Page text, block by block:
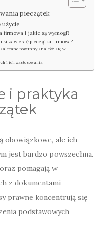
pieczątek
użycie
firmowa i jakie są wymogi?
zawierać pieczątka firmowa?
powinny znaleźć się w
i ich zastosowania
i praktyka
obowiązkowe, ale ich
jest bardzo powszechna.
pomagają w
z dokumentami
prawne koncentrują się
podstawowych